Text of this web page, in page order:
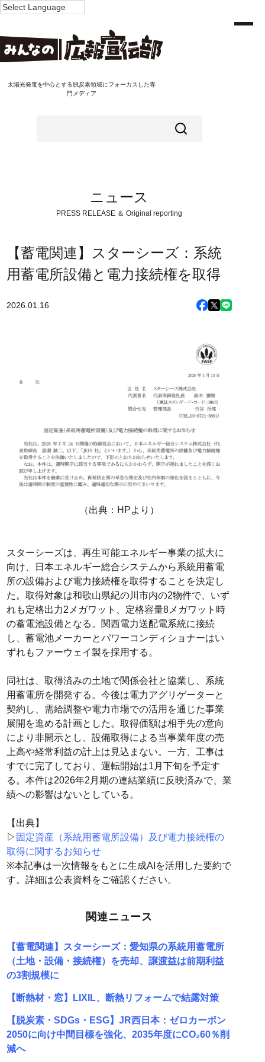
太陽光発電を中心とする脱炭素領域にフォーカスした専
門メディア
ニュース
PRESS RELEASE ＆ Original reporting
【蓄電関連】スターシーズ：系統
用蓄電所設備と電力接続権を取得
2026.01.16
（出典：HPより）
スターシーズは、再生可能エネルギー事業の拡大に
向け、日本エネルギー総合システムから系統用蓄電
所の設備および電力接続権を取得することを決定し
た。取得対象は和歌山県紀の川市内の2物件で、いず
れも定格出力2メガワット、定格容量8メガワット時
の蓄電池設備となる。関西電力送配電系統に接続
し、蓄電池メーカーとパワーコンディショナーはい
ずれもファーウェイ製を採用する。
同社は、取得済みの土地で関係会社と協業し、系統
用蓄電所を開発する。今後は電力アグリゲーターと
契約し、需給調整や電力市場での活用を通じた事業
展開を進める計画とした。取得価額は相手先の意向
により非開示とし、設備取得による当事業年度の売
上高や経常利益の計上は見込まない。一方、工事は
すでに完了しており、運転開始は1月下旬を予定す
る。本件は2026年2月期の連結業績に反映済みで、業
績への影響はないとしている。
【出典】
▷ 固定資産（系統用蓄電所設備）及び電力接続権の
取得に関するお知らせ
※本記事は一次情報をもとに生成AIを活用した要約で
す。詳細は公表資料をご確認ください。
関連ニュース
【蓄電関連】スターシーズ：愛知県の系統用蓄電所
（土地・設備・接続権）を売却、譲渡益は前期利益
の3割規模に
【断熱材・窓】LIXIL、断熱リフォームで結露対策
【脱炭素・SDGs・ESG】JR西日本：ゼロカーボン
2050に向け中間目標を強化、2035年度にCO₂60％削
減へ